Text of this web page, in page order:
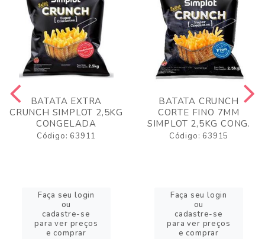
BATATA EXTRA
CRUNCH SIMPLOT 2,5KG
CONGELADA
Código: 63911
Faça seu login
ou
cadastre-se
para ver preços
e comprar
BATATA CRUNCH
CORTE FINO 7MM
SIMPLOT 2,5KG CONG.
Código: 63915
Faça seu login
ou
cadastre-se
para ver preços
e comprar